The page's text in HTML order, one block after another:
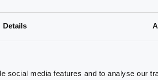
Details
social media features and to analyse our